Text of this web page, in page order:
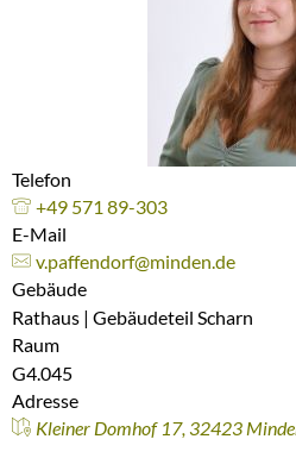
Telefon
+49 571 89-303
E-Mail
v.paffendorf@minden.de
Gebäude
Rathaus | Gebäudeteil Scharn
Raum
G4.045
Adresse
Kleiner Domhof 17, 32423